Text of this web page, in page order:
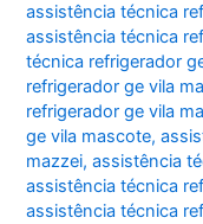
assistência técnica
assistência técnica
técnica refrigerador
refrigerador ge vila
refrigerador ge vila
ge vila mascote,
mazzei,assistência
assistência técnica
assistência técnica